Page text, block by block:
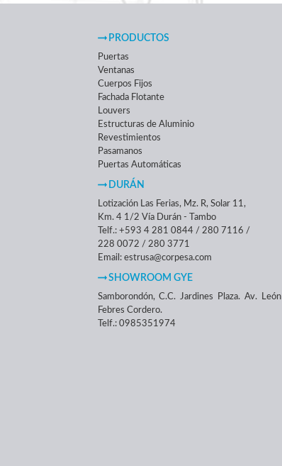
PRODUCTOS
Puertas
Ventanas
Cuerpos Fijos
Fachada Flotante
Louvers
Estructuras de Aluminio
Revestimientos
Pasamanos
Puertas Automáticas
DURÁN
Lotización Las Ferias, Mz. R, Solar 11,
Km. 4 1/2 Vía Durán - Tambo
Telf.: +593 4 281 0844 / 280 7116 /
228 0072 / 280 3771
Email: estrusa@corpesa.com
SHOWROOM GYE
Samborondón, C.C. Jardines Plaza. Av. León
Febres Cordero.
Telf.: 0985351974